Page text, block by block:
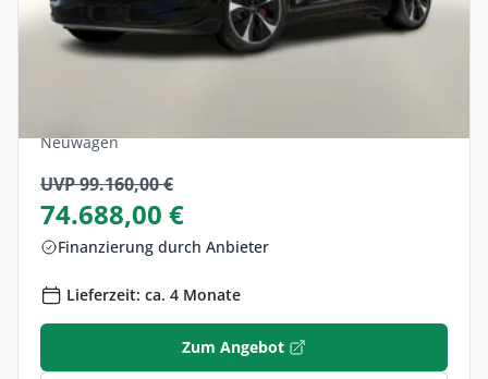
Privat & Gewerbe
Audi SQ6 e-tron Sportback Tech+ Matrix
Neuwagen
UVP 99.160,00 €
74.688,00 €
Finanzierung durch Anbieter
Lieferzeit: ca. 4 Monate
Zum Angebot